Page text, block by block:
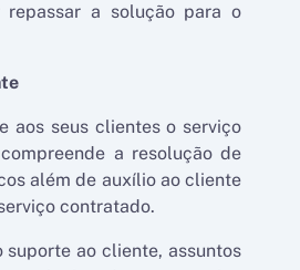
repassar a solução para o
aos seus clientes o serviço
a resolução de
além de auxílio ao cliente
contratado.
suporte ao cliente, assuntos